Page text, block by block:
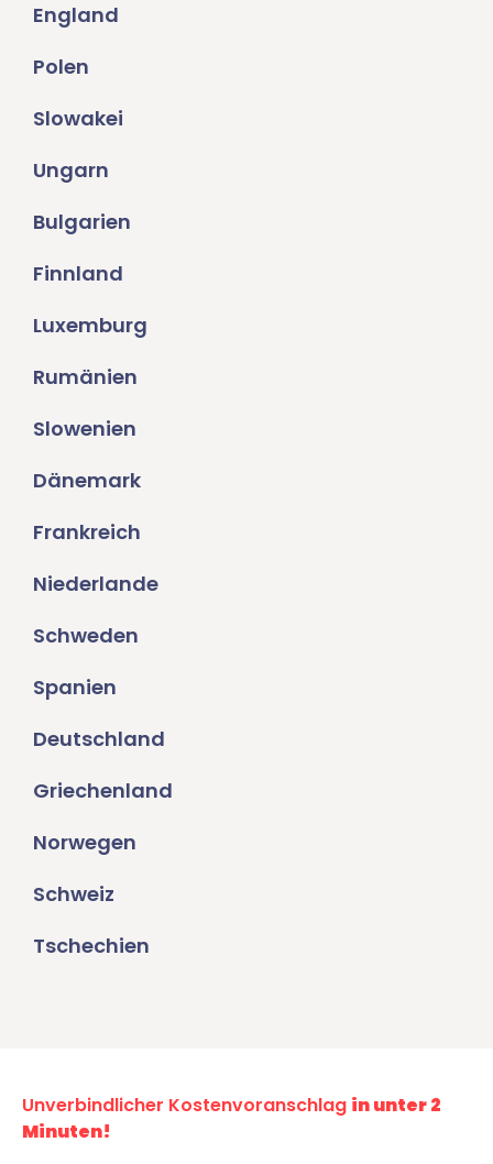
England
Polen
Slowakei
Ungarn
Bulgarien
Finnland
Luxemburg
Rumänien
Slowenien
Dänemark
Frankreich
Niederlande
Schweden
Spanien
Deutschland
Griechenland
Norwegen
Schweiz
Tschechien
Unverbindlicher Kostenvoranschlag in unter 2
Minuten!